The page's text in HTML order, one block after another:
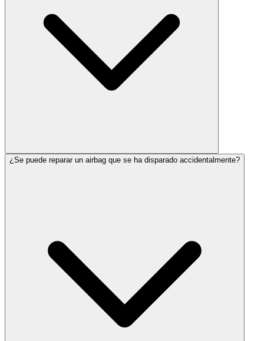
¿Se puede reparar un airbag que se ha disparado accidentalmente?